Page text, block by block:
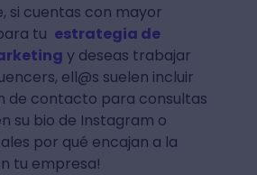
si cuentas con mayor
tu estrategia de
y deseas trabajar
ell@s suelen incluir
de contacto para consultas
su bio de Instagram o
por qué encajan a la
tu empresa!